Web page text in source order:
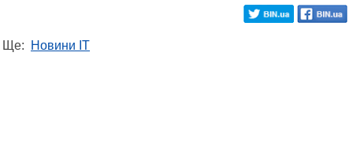
Ще: Новини IT